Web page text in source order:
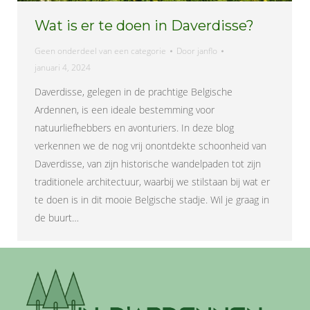
Wat is er te doen in Daverdisse?
Geen onderdeel van een categorie Door janflo
januari 4, 2024
Daverdisse, gelegen in de prachtige Belgische
Ardennen, is een ideale bestemming voor
natuurliefhebbers en avonturiers. In deze blog
verkennen we de nog vrij onontdekte schoonheid van
Daverdisse, van zijn historische wandelpaden tot zijn
traditionele architectuur, waarbij we stilstaan bij wat er
te doen is in dit mooie Belgische stadje. Wil je graag in
de buurt…